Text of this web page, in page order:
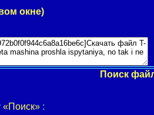
окне)
Поиск
«Поиск» :